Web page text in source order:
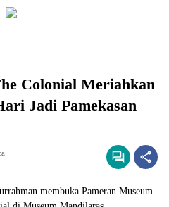
Colonial Meriahkan
Jadi Pamekasan